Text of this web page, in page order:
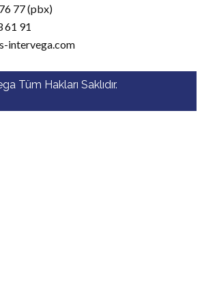
77 (pbx)
61 91
intervega.com
Tüm Hakları Saklıdır.